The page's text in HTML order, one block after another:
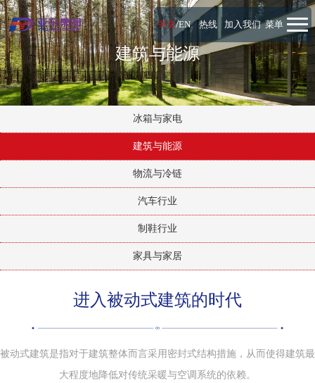
中文/EN 热线 加入我们 菜单
建筑与能源
冰箱与家电
建筑与能源
物流与冷链
汽车行业
制鞋行业
家具与家居
进入被动式建筑的时代
被动式建筑是指对于建筑整体而言采用密封式结构措施，从而使得建筑最
大程度地降低对传统采暖与空调系统的依赖。